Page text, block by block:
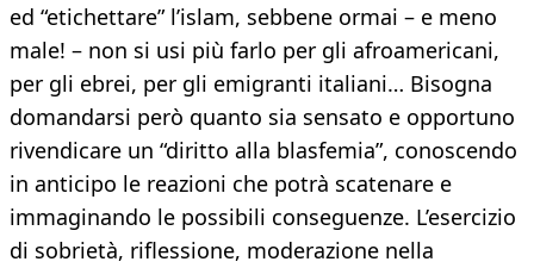
ed “etichettare” l’islam, sebbene ormai – e meno
male! – non si usi più farlo per gli afroamericani,
per gli ebrei, per gli emigranti italiani… Bisogna
domandarsi però quanto sia sensato e opportuno
rivendicare un “diritto alla blasfemia”, conoscendo
in anticipo le reazioni che potrà scatenare e
immaginando le possibili conseguenze. L’esercizio
di sobrietà, riflessione, moderazione nella